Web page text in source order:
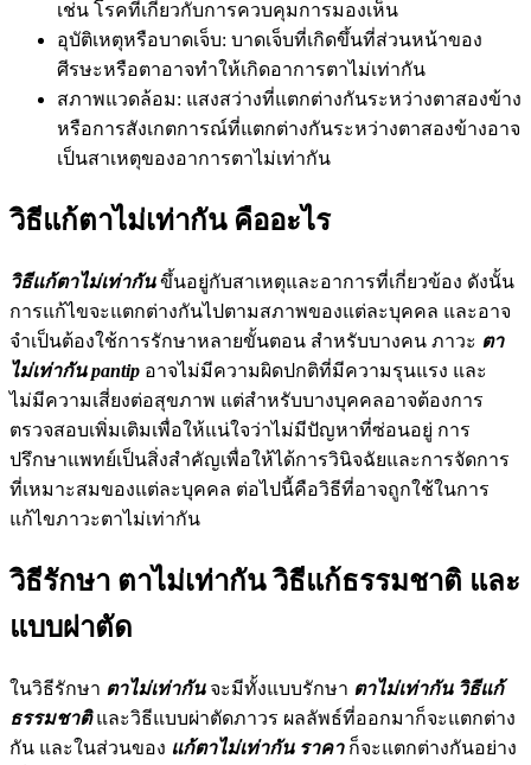
เช่น โรคที่เกี่ยวกับการควบคุมการมองเห็น
อุบัติเหตุหรือบาดเจ็บ: บาดเจ็บที่เกิดขึ้นที่ส่วนหน้าของ
ศีรษะหรือตาอาจทำให้เกิดอาการตาไม่เท่ากัน
สภาพแวดล้อม: แสงสว่างที่แตกต่างกันระหว่างตาสองข้าง
หรือการสังเกตการณ์ที่แตกต่างกันระหว่างตาสองข้างอาจ
เป็นสาเหตุของอาการตาไม่เท่ากัน
วิธีแก้ตาไม่เท่ากัน คืออะไร
วิธีแก้ตาไม่เท่ากัน ขึ้นอยู่กับสาเหตุและอาการที่เกี่ยวข้อง ดังนั้น
การแก้ไขจะแตกต่างกันไปตามสภาพของแต่ละบุคคล และอาจ
จำเป็นต้องใช้การรักษาหลายขั้นตอน สำหรับบางคน ภาวะ ตา
ไม่เท่ากัน pantip อาจไม่มีความผิดปกติที่มีความรุนแรง และ
ไม่มีความเสี่ยงต่อสุขภาพ แต่สำหรับบางบุคคลอาจต้องการ
ตรวจสอบเพิ่มเติมเพื่อให้แน่ใจว่าไม่มีปัญหาที่ซ่อนอยู่ การ
ปรึกษาแพทย์เป็นสิ่งสำคัญเพื่อให้ได้การวินิจฉัยและการจัดการ
ที่เหมาะสมของแต่ละบุคคล ต่อไปนี้คือวิธีที่อาจถูกใช้ในการ
แก้ไขภาวะตาไม่เท่ากัน
วิธีรักษา ตาไม่เท่ากัน วิธีแก้ธรรมชาติ และ
แบบผ่าตัด
ในวิธีรักษา ตาไม่เท่ากัน จะมีทั้งแบบรักษา ตาไม่เท่ากัน วิธีแก้
ธรรมชาติและวิธีแบบผ่าตัดภาวร ผลลัพธ์ที่ออกมาก็จะแตกต่าง
กัน และในส่วนของ แก้ตาไม่เท่ากัน ราคา ก็จะแตกต่างกันอย่าง